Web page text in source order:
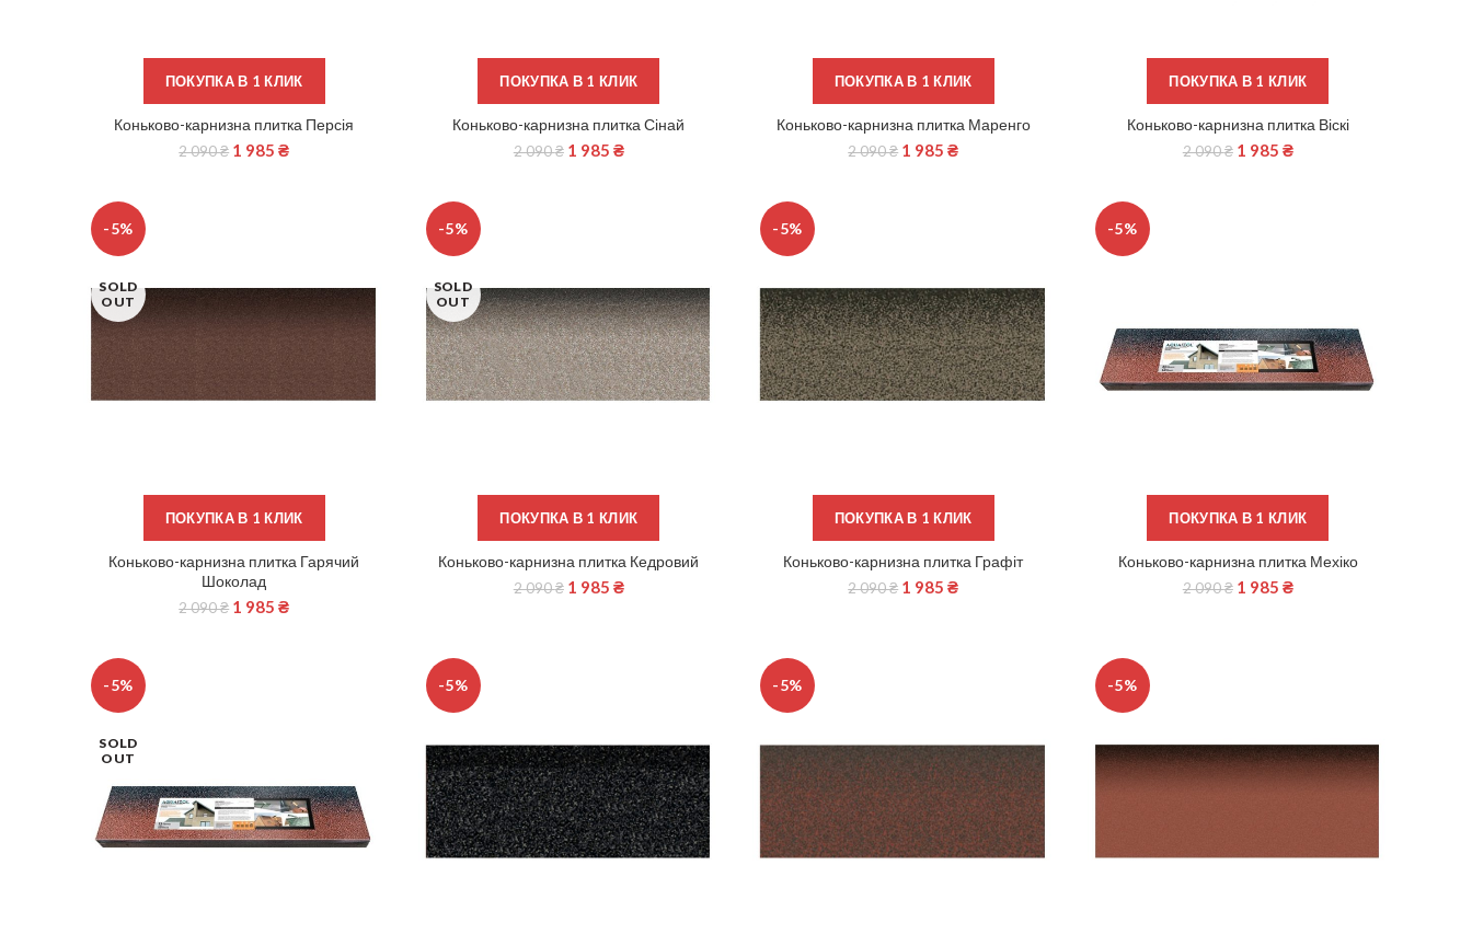
ПОКУПКА В 1 КЛИК
ЧИТАТИ ДАЛІ
Коньково-карнизна плитка Персія
2 090₴ 1 985₴
ПОКУПКА В 1 КЛИК
ДОДАТИ В КОШИК
Коньково-карнизна плитка Сінай
2 090₴ 1 985 ₴
ПОКУПКА В 1 КЛИК
ДОДАТИ В КОШИК
Коньково-карнизна плитка Маренго
2 090₴ 1 985₴
ПОКУПКА В 1 КЛИК
ДОДАТИ В КОШИК
Коньково-карнизна плитка Віскі
2 090₴ 1 985 ₴
-5%
SOLD
OUT
ПОКУПКА В 1 КЛИК
ЧИТАТИ ДАЛІ
Коньково-карнизна плитка Гарячий
Шоколад
2 090₴ 1 985₴
-5%
SOLD
OUT
ПОКУПКА В 1 КЛИК
ЧИТАТИ ДАЛІ
Коньково-карнизна плитка Кедровий
2 090₴ 1 985 ₴
-5%
ПОКУПКА В 1 КЛИК
ДОДАТИ В КОШИК
Коньково-карнизна плитка Графіт
2 090₴ 1 985₴
-5%
ПОКУПКА В 1 КЛИК
ДОДАТИ В КОШИК
Коньково-карнизна плитка Мехіко
2 090₴ 1 985 ₴
-5%
SOLD
OUT
-5% -5% -5%